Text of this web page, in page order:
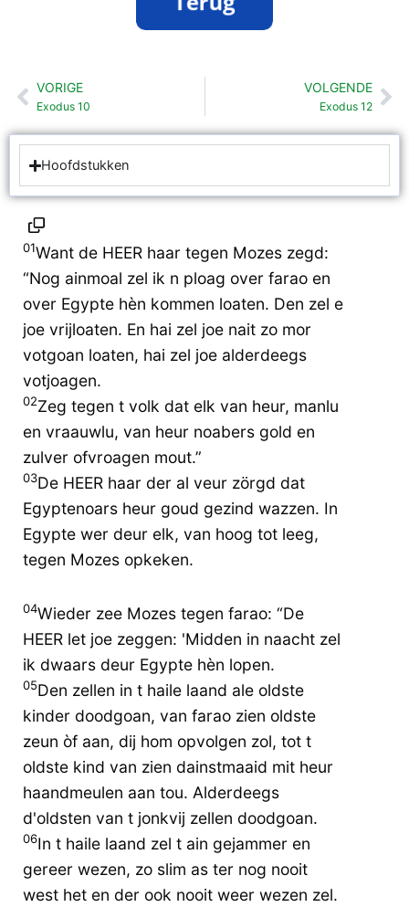
Vorige
VORIGE
Exodus 10
VOLGENDE
Exodus 12
Hoofdstukken
01Want de HEER haar tegen Mozes zegd:
“Nog ainmoal zel ik n ploag over farao en
over Egypte hèn kommen loaten. Den zel e
joe vrijloaten. En hai zel joe nait zo mor
votgoan loaten, hai zel joe alderdeegs
votjoagen.
02Zeg tegen t volk dat elk van heur, manlu
en vraauwlu, van heur noabers gold en
zulver ofvroagen mout.”
03De HEER haar der al veur zörgd dat
Egyptenoars heur goud gezind wazzen. In
Egypte wer deur elk, van hoog tot leeg,
tegen Mozes opkeken.
04Wieder zee Mozes tegen farao: “De
HEER let joe zeggen: 'Midden in naacht zel
ik dwaars deur Egypte hèn lopen.
05Den zellen in t haile laand ale oldste
kinder doodgoan, van farao zien oldste
zeun òf aan, dij hom opvolgen zol, tot t
oldste kind van zien dainstmaaid mit heur
haandmeulen aan tou. Alderdeegs
d'oldsten van t jonkvij zellen doodgoan.
06In t haile laand zel t ain gejammer en
gereer wezen, zo slim as ter nog nooit
west het en der ook nooit weer wezen zel.